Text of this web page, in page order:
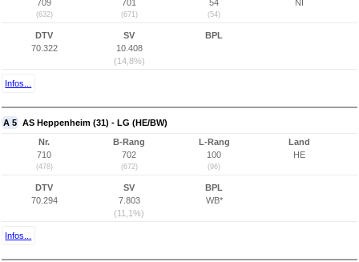
709
(632)
701
(671)
54
(54)
NI
DTV
70.322
SV
10.408
(14,8%)
BPL
Infos...
A 5 AS Heppenheim (31) - LG (HE/BW)
Nr.
710
(478)
B-Rang
702
(672)
L-Rang
100
(96)
Land
HE
DTV
70.294
SV
7.803
(11,1%)
BPL
WB*
Infos...